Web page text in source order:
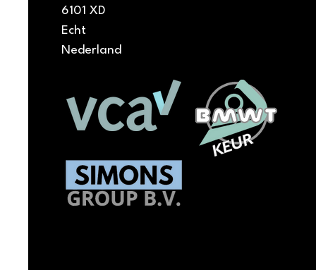
6101 XD
Echt
Nederland